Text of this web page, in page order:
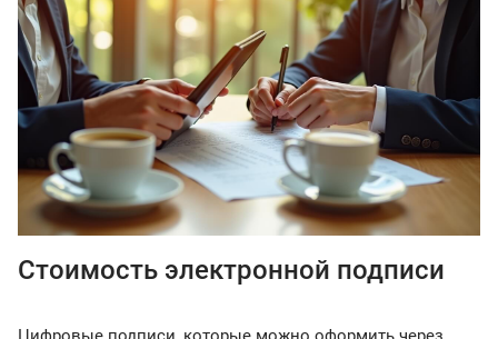
Стоимость электронной подписи